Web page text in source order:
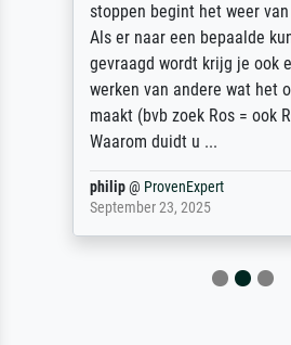
stoppen begint het weer
Als er naar een bepaalde
gevraagd wordt krijg je ook
werken van andere wat het
maakt (bvb zoek Ros = ook
Waarom duidt u ...
philip@ ProvenExpert
September 23, 2025